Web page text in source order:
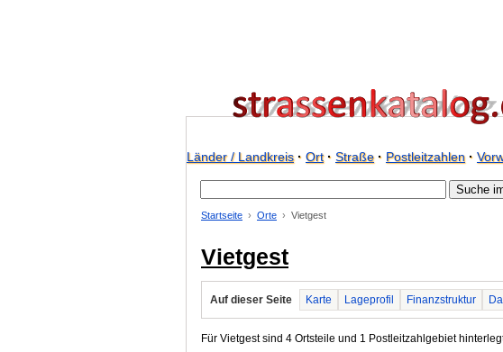
Länder / Landkreis· Ort· Straße· Postleitzahlen·
Startseite Orte Vietgest
Vietgest
Auf dieser Seite Karte Lageprofil Finanzstruktur
Für Vietgest sind 4 Ortsteile und 1 Postleitzahlgebiet